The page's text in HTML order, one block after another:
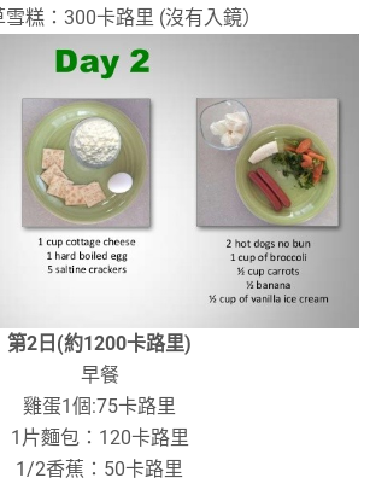
糕：300卡路里 (沒有入鏡）
第2日(約1200卡路里)
早餐
雞蛋1個:75卡路里
1片麵包：120卡路里
1/2香蕉：50卡路里